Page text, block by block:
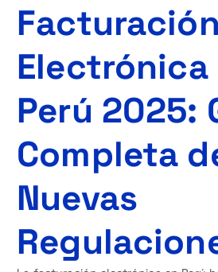
Facturación
Electrónica
Perú 2025:
Completa
Nuevas